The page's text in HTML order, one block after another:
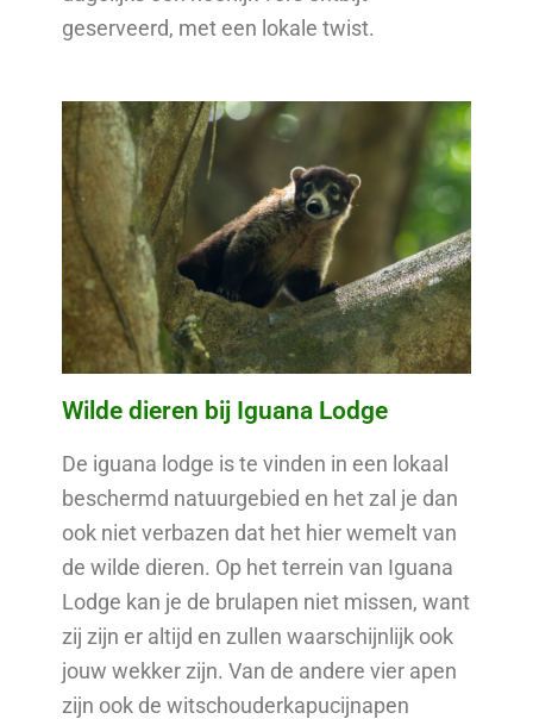
geserveerd, met een lokale twist.
Wilde dieren bij Iguana Lodge
De iguana lodge is te vinden in een lokaal
beschermd natuurgebied en het zal je dan
ook niet verbazen dat het hier wemelt van
de wilde dieren. Op het terrein van Iguana
Lodge kan je de brulapen niet missen, want
zij zijn er altijd en zullen waarschijnlijk ook
jouw wekker zijn. Van de andere vier apen
zijn ook de witschouderkapucijnapen